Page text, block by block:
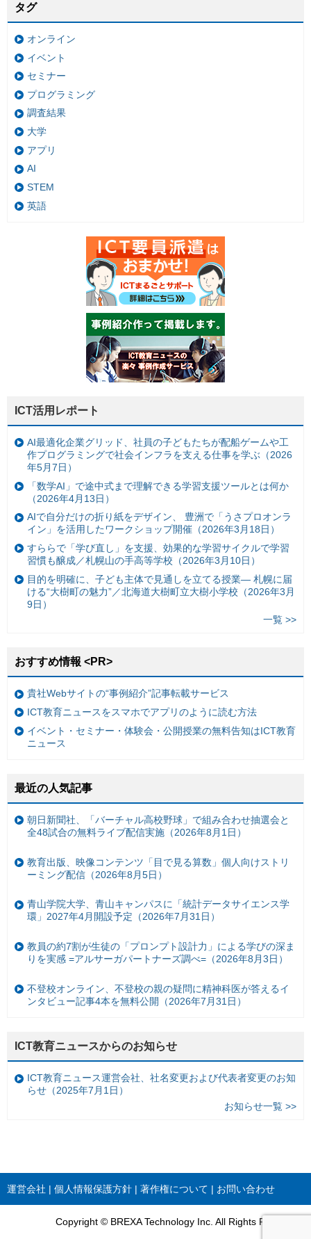
タグ
オンライン
イベント
セミナー
プログラミング
調査結果
大学
アプリ
AI
STEM
英語
ICT活用レポート
AI最適化企業グリッド、社員の子どもたちが配船ゲームや工
作プログラミングで社会インフラを支える仕事を学ぶ（2026
年5月7日）
「数学AI」で途中式まで理解できる学習支援ツールとは何か
（2026年4月13日）
AIで自分だけの折り紙をデザイン、 豊洲で「うさプロオンラ
イン」を活用したワークショップ開催（2026年3月18日）
すららで「学び直し」を支援、効果的な学習サイクルで学習
習慣も醸成／札幌山の手高等学校（2026年3月10日）
目的を明確に、子ども主体で見通しを立てる授業— 札幌に届
ける“大樹町の魅力”／北海道大樹町立大樹小学校（2026年3月
9日）
一覧 >>
おすすめ情報 <PR>
貴社Webサイトの“事例紹介”記事転載サービス
ICT教育ニュースをスマホでアプリのように読む方法
イベント・セミナー・体験会・公開授業の無料告知はICT教育
ニュース
最近の人気記事
朝日新聞社、「バーチャル高校野球」で組み合わせ抽選会と
全48試合の無料ライブ配信実施（2026年8月1日）
教育出版、映像コンテンツ「目で見る算数」個人向けストリ
ーミング配信（2026年8月5日）
青山学院大学、青山キャンパスに「統計データサイエンス学
環」2027年4月開設予定（2026年7月31日）
教員の約7割が生徒の「プロンプト設計力」による学びの深ま
りを実感 =アルサーガパートナーズ調べ=（2026年8月3日）
不登校オンライン、不登校の親の疑問に精神科医が答えるイ
ンタビュー記事4本を無料公開（2026年7月31日）
ICT教育ニュースからのお知らせ
ICT教育ニュース運営会社、社名変更および代表者変更のお知
らせ（2025年7月1日）
お知らせ一覧 >>
運営会社 個人情報保護方針 著作権について お問い合わせ
Copyright © BREXA Technology Inc. All Rights Reserved.